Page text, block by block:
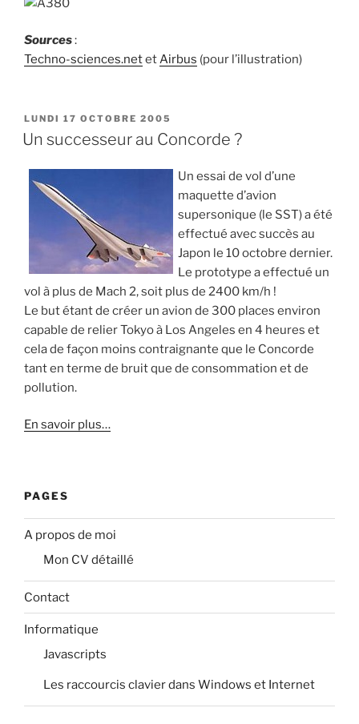
Sources:
Techno-sciences.netetAirbus (pour l’illustration)
PUBLIÉ
LE
LUNDI 17 OCTOBRE 2005
Un successeur au Concorde ?
Un essai de vol d’une
maquette d’avion
supersonique (le SST) a été
effectué avec succès au
Japon le 10 octobre dernier.
Le prototype a effectué un
vol à plus de Mach 2, soit plus de 2400 km/h !
Le but étant de créer un avion de 300 places environ
capable de relier Tokyo à Los Angeles en 4 heures et
cela de façon moins contraignante que le Concorde
tant en terme de bruit que de consommation et de
pollution.
En savoir plus…
PAGES
A propos de moi
Mon CV détaillé
Contact
Informatique
Javascripts
Les raccourcis clavier dans Windows et Internet